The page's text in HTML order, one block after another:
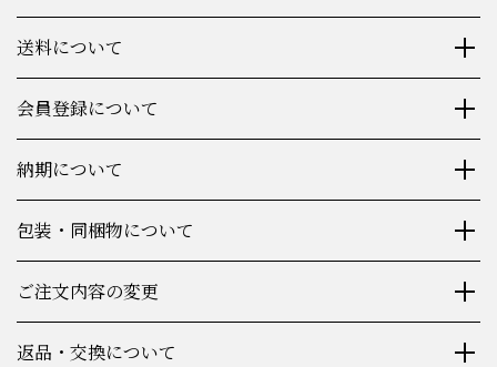
送料について
会員登録について
納期について
包装・同梱物について
ご注文内容の変更
返品・交換について